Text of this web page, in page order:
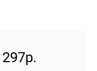
297р.